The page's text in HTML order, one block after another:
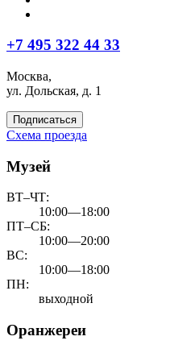
+7 495 322 44 33
Москва,
ул. Дольская, д. 1
Подписаться
Схема проезда
Музей
ВТ–ЧТ:
10:00—18:00
ПТ–СБ:
10:00—20:00
ВС:
10:00—18:00
ПН:
выходной
Оранжереи